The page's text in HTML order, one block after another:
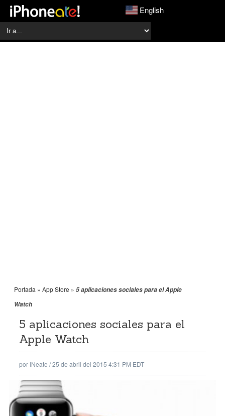
English
Portada » App Store » 5 aplicaciones sociales para el Apple
Watch
5 aplicaciones sociales para el
Apple Watch
por INeate /25 de abril del 2015 4:31 PM EDT